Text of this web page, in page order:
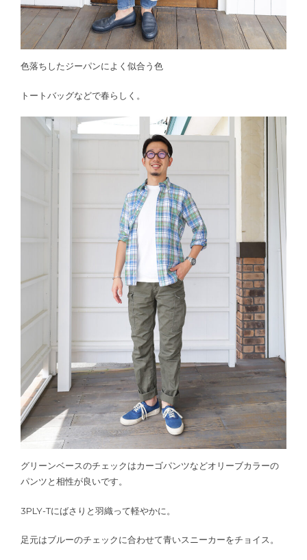
色落ちしたジーパンによく似合う色
トートバッグなどで春らしく。
グリーンベースのチェックはカーゴパンツなどオリーブカラーの
パンツと相性が良いです。
3PLY-Tにばさりと羽織って軽やかに。
足元はブルーのチェックに合わせて青いスニーカーをチョイス。